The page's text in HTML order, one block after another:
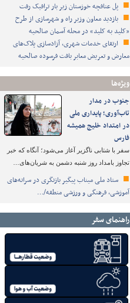
پل عنافچه خوزستان زیر بار ترافیک رفت
بازدید معاون وزیر راه و شهرسازی از طرح
«کلید به کلید» در محله آسمان صالحیه
ارتقای خدمات شهری، آزادسازی پلاک‌های
معارض و تعریض معابر بافت فرسوده صالحیه
ویژه‌ها
جنوب در مدار
تاب‌آوری؛ پایداری ملی
در امتداد خلیج همیشه
فارس
سفر با شتابی ناگزیر آغاز می‌شود؛ آنگاه که خبر
تجاوز بامداد روز شنبه دشمن به شریان‌های…
ستاد ملی میناب پیگیر بازنگری در سرانه‌های
آموزشی، فرهنگی و ورزشی منطقه/…
راهنمای سفر